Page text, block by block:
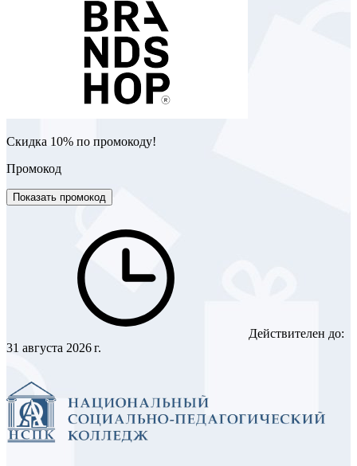
Скидка 10% по промокоду!
Промокод
Показать промокод
Действителен до:
31 августа 2026 г.